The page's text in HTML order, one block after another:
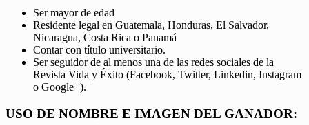
Ser mayor de edad
Residente legal en Guatemala, Honduras, El Salvador,
Nicaragua, Costa Rica o Panamá
Contar con título universitario.
Ser seguidor de al menos una de las redes sociales de la
Revista Vida y Éxito (Facebook, Twitter, Linkedin, Instagram
o Google+).
USO DE NOMBRE E IMAGEN DEL GANADOR: